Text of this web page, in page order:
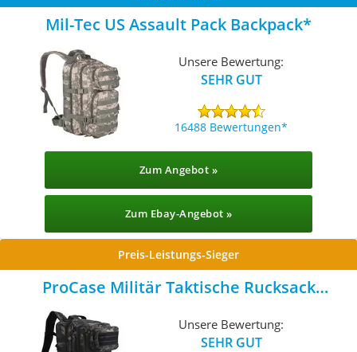
Mil-Tec US Assault Pack Backpack
Unsere Bewertung:
SEHR GUT
16488 Bewertungen
Zum Angebot »
Zum Ebay-Angebot »
Preis-Leistungs-Sieger
ProCase Militär Taktische Rucksack
Unsere Bewertung:
SEHR GUT